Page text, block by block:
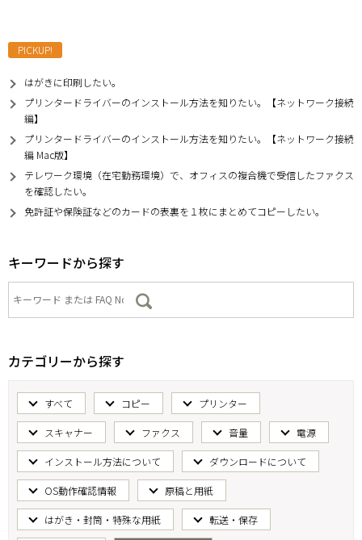
PICKUP!
はがきに印刷したい。
プリンタードライバーのインストール方法を知りたい。【ネットワーク接続
編】
プリンタードライバーのインストール方法を知りたい。【ネットワーク接続
編 Mac版】
テレワーク環境（在宅勤務環境）で、オフィスの複合機で受信したファクス
を確認したい。
免許証や保険証などのカードの表裏を１枚にまとめてコピーしたい。
キーワードから探す
カテゴリーから探す
すべて コピー プリンター
スキャナー ファクス 音量 電源
インストール方法について ダウンロードについて
OS動作確認情報 原稿と用紙
はがき・封筒・特殊な用紙 転送・保存